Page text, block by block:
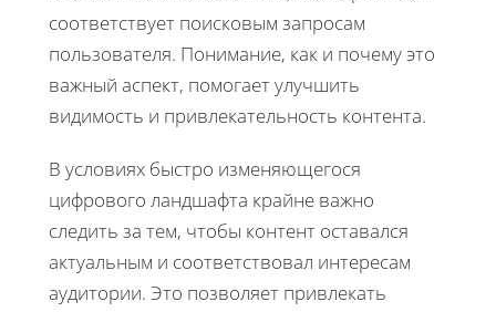
соответствует поисковым запросам
пользователя. Понимание, как и почему это
важный аспект, помогает улучшить
видимость и привлекательность контента.
В условиях быстро изменяющегося
цифрового ландшафта крайне важно
следить за тем, чтобы контент оставался
актуальным и соответствовал интересам
аудитории. Это позволяет привлекать